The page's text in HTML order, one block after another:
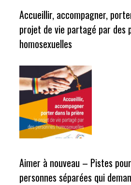
Accueillir, accompagner,
projet de vie partagé par des
homosexuelles
Aimer à nouveau – Pistes
personnes séparées qui